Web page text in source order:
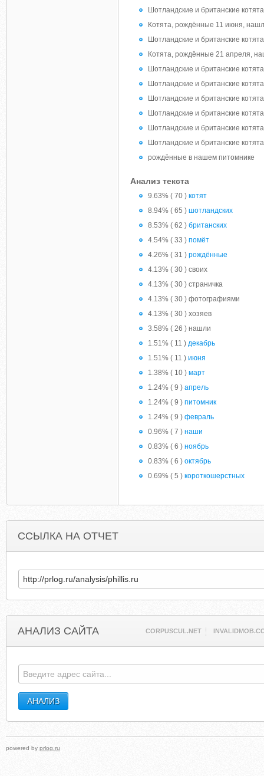
Шотландские и британские
Котята, рождённые 11 июня,
Шотландские и британские
Котята, рождённые 21 апреля,
Шотландские и британские
Шотландские и британские
Шотландские и британские
Шотландские и британские
Шотландские и британские
Шотландские и британские
рождённые в нашем питомнике
Анализ текста
9.63% ( 70 ) котят
8.94% ( 65 ) шотландских
8.53% ( 62 ) британских
4.54% ( 33 ) помёт
4.26% ( 31 ) рождённые
4.13% ( 30 ) своих
4.13% ( 30 ) страничка
4.13% ( 30 ) фотографиями
4.13% ( 30 ) хозяев
3.58% ( 26 ) нашли
1.51% ( 11 ) декабрь
1.51% ( 11 ) июня
1.38% ( 10 ) март
1.24% ( 9 ) апрель
1.24% ( 9 ) питомник
1.24% ( 9 ) февраль
0.96% ( 7 ) наши
0.83% ( 6 ) ноябрь
0.83% ( 6 ) октябрь
0.69% ( 5 ) короткошерстных
ССЫЛКА НА ОТЧЕТ
АНАЛИЗ САЙТА CORPUSCUL.NET
powered by prlog.ru